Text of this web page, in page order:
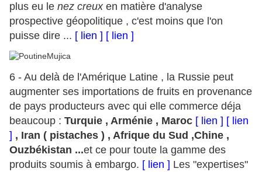
plus eu le nez creuxen matière d'analyse
prospective géopolitique , c'est moins que l'on
puisse dire ... [ lien ] [ lien ]
6 - Au delà de l'Amérique Latine , la Russie peut
augmenter ses importations de fruits en provenance
de pays producteurs avec qui elle commerce déja
beaucoup : Turquie , Arménie , Maroc [ lien ] [ lien
] , Iran ( pistaches ) , Afrique du Sud ,Chine ,
Ouzbékistan ...et ce pour toute la gamme des
produits soumis à embargo. [ lien ] Les "expertises"